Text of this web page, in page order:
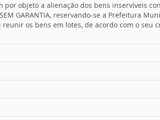
objeto a alienação dos bens inservíveis
GARANTIA, reservando-se a Prefeitura
os bens em lotes, de acordo com o seu